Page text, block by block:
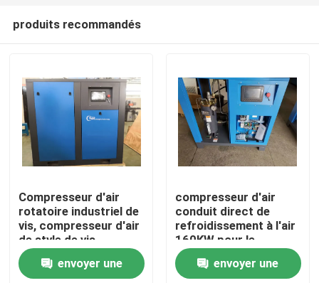
Maison
produits recommandés
Compresseur d'air
rotatoire industriel de
vis, compresseur d'air
de style de vis
envoyer une
compresseur d'air
conduit direct de
refroidissement à l'air
160KW pour le
pistolage simple
envoyer une